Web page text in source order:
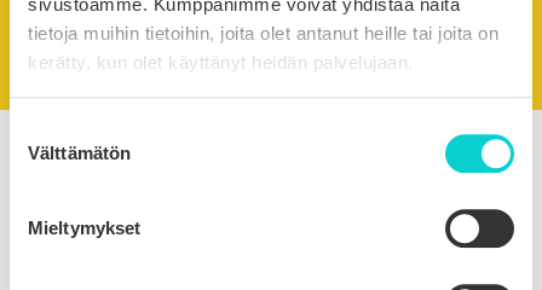
sivustoamme. Kumppanimme voivat yhdistää näitä
tietoja muihin tietoihin, joita olet antanut heille tai joita on
kerätty, kun olet käyttänyt heidän palvelujaan.
valinta
Välttämätön
Mieltymykset
Noudatatte lainsäädännön määräyksiä
Työsuhdepalvelun hyödyt
yhdessä paikassa aina käytettävissäsi